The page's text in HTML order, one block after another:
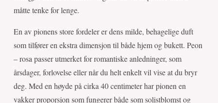
måtte tenke for lenge.
En av pionens store fordeler er dens milde, behagelige duft
som tilfører en ekstra dimensjon til både hjem og bukett. Peon
– rosa passer utmerket for romantiske anledninger, som
årsdager, forlovelse eller når du helt enkelt vil vise at du bryr
deg. Med en høyde på cirka 40 centimeter har pionen en
vakker proporsjon som fungerer både som solistblomst og